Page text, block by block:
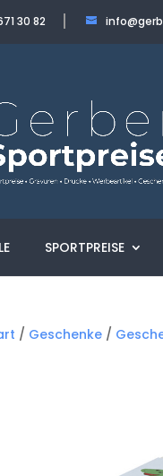
30 82
SPORTPREISE
/ Geschenke /